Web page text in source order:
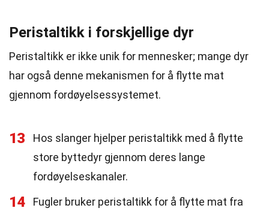
Peristaltikk i forskjellige dyr
Peristaltikk er ikke unik for mennesker; mange dyr
har også denne mekanismen for å flytte mat
gjennom fordøyelsessystemet.
13
Hos slanger hjelper peristaltikk med å flytte
store byttedyr gjennom deres lange
fordøyelseskanaler.
14
Fugler bruker peristaltikk for å flytte mat fra